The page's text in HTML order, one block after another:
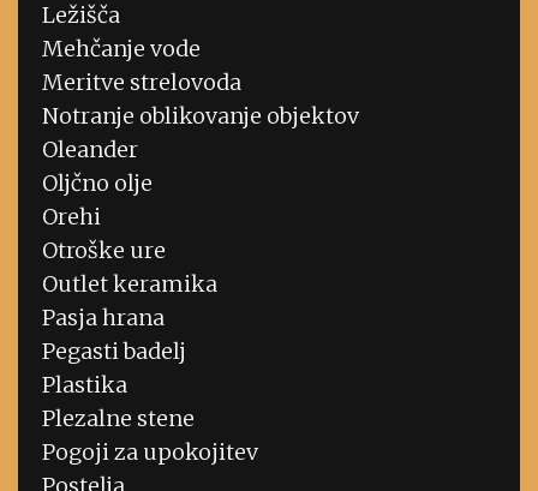
Ležišča
Mehčanje vode
Meritve strelovoda
Notranje oblikovanje objektov
Oleander
Oljčno olje
Orehi
Otroške ure
Outlet keramika
Pasja hrana
Pegasti badelj
Plastika
Plezalne stene
Pogoji za upokojitev